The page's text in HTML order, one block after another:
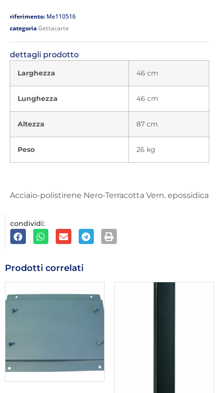
riferimento: Me110516
categoriaGettacarte
dettagli prodotto
Larghezza 46 cm
Lunghezza 46 cm
Altezza 87 cm
Peso 26 kg
Acciaio-polistirene Nero-Terracotta Vern. epossidica
condividi:
Prodotti correlati